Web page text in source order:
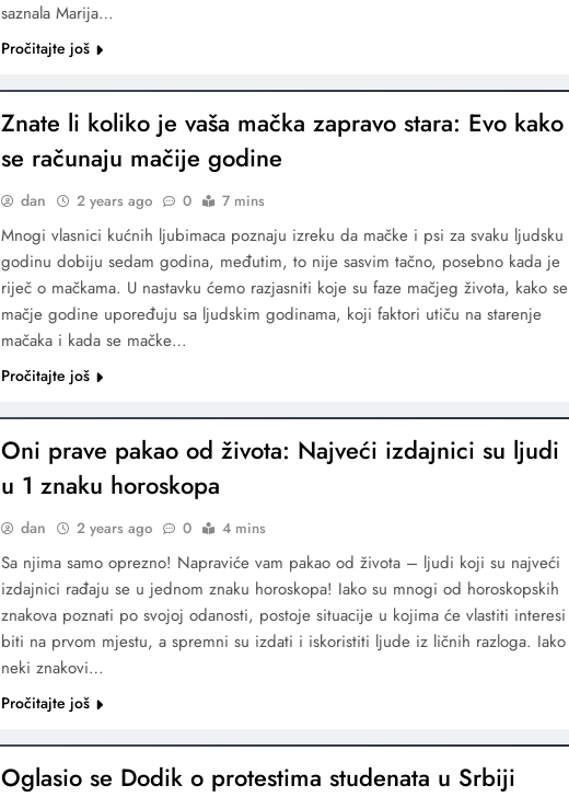
saznala Marija…
Pročitajte još
Znate li koliko je vaša mačka zapravo stara: Evo kako
se računaju mačije godine
dan 2 years ago 0 7 mins
Mnogi vlasnici kućnih ljubimaca poznaju izreku da mačke i psi za svaku ljudsku
godinu dobiju sedam godina, međutim, to nije sasvim tačno, posebno kada je
riječ o mačkama. U nastavku ćemo razjasniti koje su faze mačjeg života, kako se
mačje godine upoređuju sa ljudskim godinama, koji faktori utiču na starenje
mačaka i kada se mačke…
Pročitajte još
Oni prave pakao od života: Najveći izdajnici su ljudi
u 1 znaku horoskopa
dan 2 years ago 0 4 mins
Sa njima samo oprezno! Napraviće vam pakao od života – ljudi koji su najveći
izdajnici rađaju se u jednom znaku horoskopa! Iako su mnogi od horoskopskih
znakova poznati po svojoj odanosti, postoje situacije u kojima će vlastiti interesi
biti na prvom mjestu, a spremni su izdati i iskoristiti ljude iz ličnih razloga. Iako
neki znakovi…
Pročitajte još
Oglasio se Dodik o protestima studenata u Srbiji